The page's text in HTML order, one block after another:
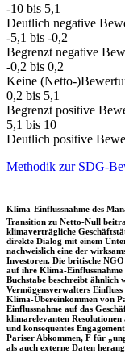
-10 bis 5,1
Deutlich negative
-5,1 bis -0,2
Begrenzt negative
-0,2 bis 0,2
Keine (Netto-
0,2 bis 5,1
Begrenzt positive
5,1 bis 10
Deutlich positive
Methodik zur SDG-
Klima-Einflussnahme des
Transition zu Netto-Null
klimaverträgliche
direkte Dialog mit einem
nachweislich eine der
Investoren. Die britische
auf ihre Klima-Einflussnahme
Buchstabe beschreibt ähnlich
Vermögensverwalters
Klima-Übereinkommen von
Einflussnahme auf das
klimarelevanten
und konsequentes
Pariser Abkommen, F für
als auch externe Daten